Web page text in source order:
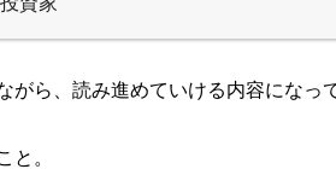
がら、読み進めていける内容になっ
と。